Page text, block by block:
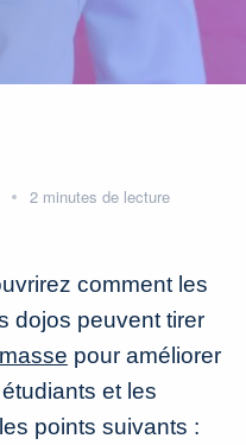
2 minutes de lecture
comment les
dojos peuvent tirer
pour améliorer
et les
points suivants :